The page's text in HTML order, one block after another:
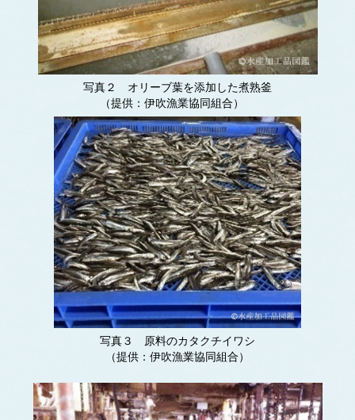
写真２ オリーブ葉を添加した煮熟釜
（提供：伊吹漁業協同組合）
写真３ 原料のカタクチイワシ
（提供：伊吹漁業協同組合）